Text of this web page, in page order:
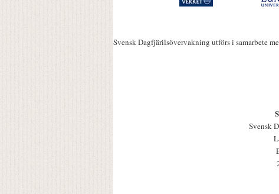
Svensk Dagfjärilsövervakning utförs i samarbete
Svensk